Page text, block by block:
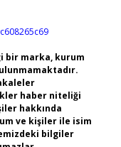
bir marka, kurum
haber niteliği
hakkında
ve kişiler ile isim
bilgiler